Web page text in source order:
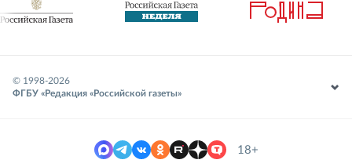
© 1998-2026
ФГБУ «Редакция «Российской газеты»
18+